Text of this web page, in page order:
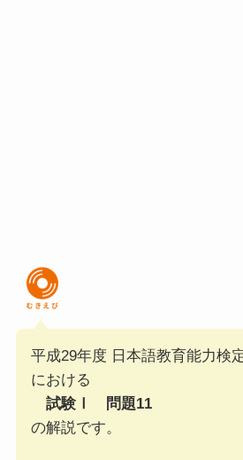
平成29年度 日本語教育能力検
における
試験Ⅰ 問題11
の解説です。